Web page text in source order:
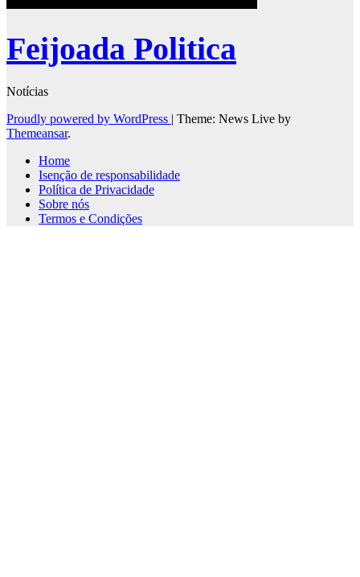
Feijoada Politica
Notícias
Proudly powered by WordPress | Theme: News Live by
Themeansar.
Home
Isenção de responsabilidade
Política de Privacidade
Sobre nós
Termos e Condições